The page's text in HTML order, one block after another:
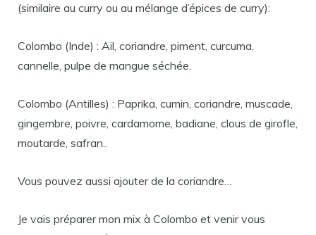
(similaire au curry ou au mélange d’épices de curry):
Colombo (Inde) : Ail, coriandre, piment, curcuma,
cannelle, pulpe de mangue séchée.
Colombo (Antilles) : Paprika, cumin, coriandre, muscade,
gingembre, poivre, cardamome, badiane, clous de girofle,
moutarde, safran..
Vous pouvez aussi ajouter de la coriandre…
Je vais préparer mon mix à Colombo et venir vous